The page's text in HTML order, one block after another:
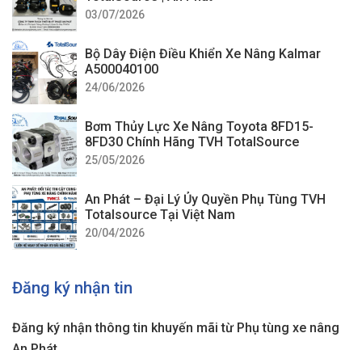
03/07/2026
Bộ Dây Điện Điều Khiển Xe Nâng Kalmar
A500040100
24/06/2026
Bơm Thủy Lực Xe Nâng Toyota 8FD15-
8FD30 Chính Hãng TVH TotalSource
25/05/2026
An Phát – Đại Lý Ủy Quyền Phụ Tùng TVH
Totalsource Tại Việt Nam
20/04/2026
Đăng ký nhận tin
Đăng ký nhận thông tin khuyến mãi từ Phụ tùng xe nâng